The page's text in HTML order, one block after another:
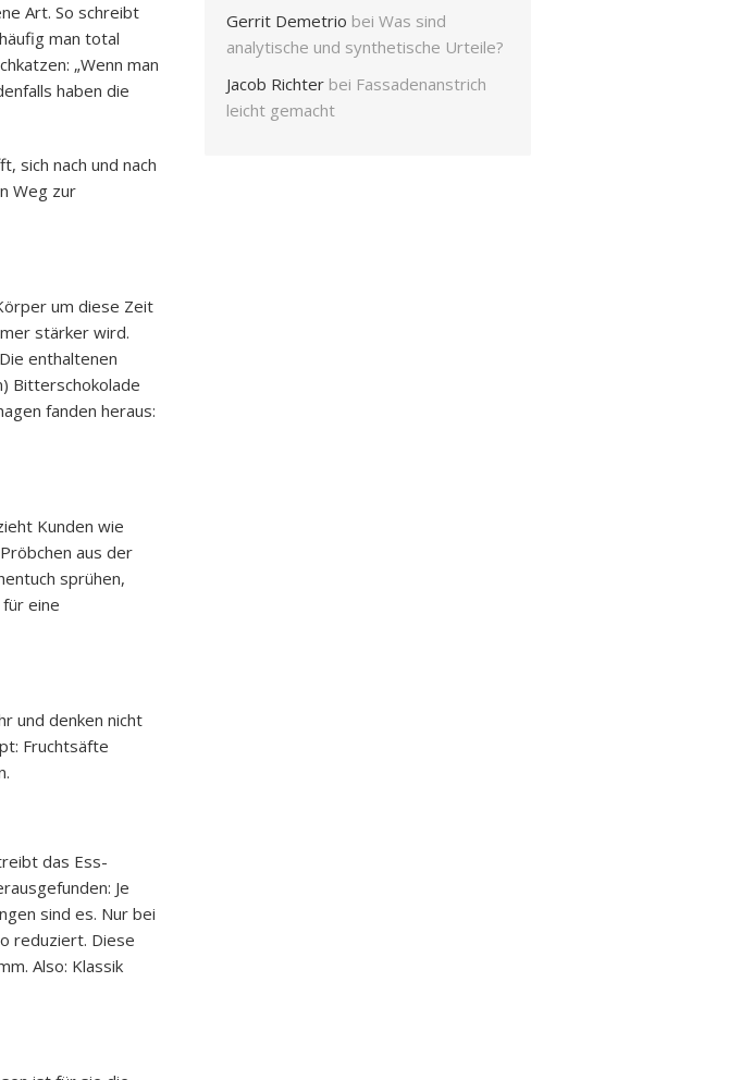
Art. So schreibt
man total
„Wenn man
haben die
sich nach und nach
Weg zur
um diese Zeit
stärker wird.
enthaltenen
Bitterschokolade
fanden heraus:
Kunden wie
aus der
sprühen,
eine
und denken nicht
Fruchtsäfte
das Ess-
Je
sind es. Nur bei
reduziert. Diese
Also: Klassik
Gerrit Demetrio bei Was sind
analytische und synthetische Urteile?
Jacob Richter bei Fassadenanstrich
leicht gemacht